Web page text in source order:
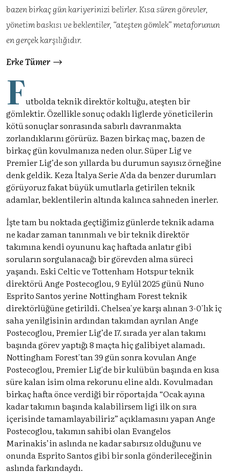
bazen birkaç gün kariyerinizi belirler. Kısa süren görevler,
yönetim baskısı ve beklentiler, “ateşten gömlek” metaforunun
en gerçek karşılığıdır.
Erke Tümer
Futbolda teknik direktör koltuğu, ateşten bir
gömlektir. Özellikle sonuç odaklı liglerde yöneticilerin
kötü sonuçlar sonrasında sabırlı davranmakta
zorlandıklarını görürüz. Bazen birkaç maç, bazen de
birkaç gün kovulmanıza neden olur. Süper Lig ve
Premier Lig’de son yıllarda bu durumun sayısız örneğine
denk geldik. Keza İtalya Serie A’da da benzer durumları
görüyoruz fakat büyük umutlarla getirilen teknik
adamlar, beklentilerin altında kalınca sahneden inerler.
İşte tam bu noktada geçtiğimiz günlerde teknik adama
ne kadar zaman tanınmalı ve bir teknik direktör
takımına kendi oyununu kaç haftada anlatır gibi
soruların sorgulanacağı bir görevden alma süreci
yaşandı. Eski Celtic ve Tottenham Hotspur teknik
direktörü Ange Postecoglou, 9 Eylül 2025 günü Nuno
Esprito Santos yerine Nottingham Forest teknik
direktörlüğüne getirildi. Chelsea'ye karşı alınan 3-0'lık iç
saha yenilgisinin ardından takımdan ayrılan Ange
Postecoglou, Premier Lig’de 17. sırada yer alan takımı
başında görev yaptığı 8 maçta hiç galibiyet alamadı.
Nottingham Forest'tan 39 gün sonra kovulan Ange
Postecoglou, Premier Lig'de bir kulübün başında en kısa
süre kalan isim olma rekorunu eline aldı. Kovulmadan
birkaç hafta önce verdiği bir röportajda “Ocak ayına
kadar takımın başında kalabilirsem ligi ilk on sıra
içerisinde tamamlayabiliriz” açıklamasını yapan Ange
Postecoglou, takımın sahibi olan Evangelos
Marinakis’in aslında ne kadar sabırsız olduğunu ve
onunda Esprito Santos gibi bir sonla gönderileceğinin
aslında farkındaydı.